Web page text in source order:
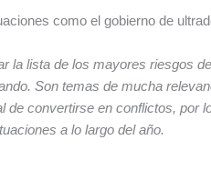
como el gobierno de
la lista de los mayores riesgos
Son temas de mucha
de convertirse en conflictos, por
a lo largo del año.